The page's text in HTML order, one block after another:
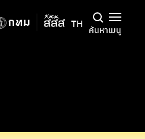
TH ค้นหาเมนู